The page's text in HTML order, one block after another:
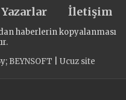
Yazarlar İletişim
haberlerin kopyalanması
BEYNSOFT Ucuz site